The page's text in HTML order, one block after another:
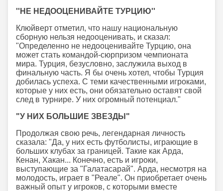
''НЕ НЕДООЦЕНИВАЙТЕ ТУРЦИЮ''
Клюйверт отметил, что нашу национальную
сборную нельзя недооценивать, и сказал:
"Определенно не недооценивайте Турцию, она
может стать командой-сюрпризом чемпионата
мира. Турция, безусловно, заслужила выход в
финальную часть. Я бы очень хотел, чтобы Турция
добилась успеха. С теми качественными игроками,
которые у них есть, они обязательно оставят свой
след в турнире. У них огромный потенциал."
"У НИХ БОЛЬШИЕ ЗВЕЗДЫ"
Продолжая свою речь, легендарная личность
сказала: "Да, у них есть футболисты, играющие в
больших клубах за границей. Такие как Арда,
Кенан, Хакан... Конечно, есть и игроки,
выступающие за "Галатасарай". Арда, несмотря на
молодость, играет в "Реале". Он приобретает очень
важный опыт у игроков, с которыми вместе